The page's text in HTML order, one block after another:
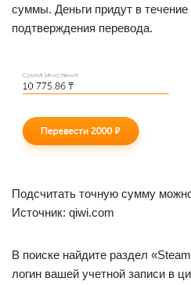
суммы. Деньги придут в
подтверждения перевода.
Подсчитать точную сумму
Источник: qiwi.com
В поиске найдите раздел
логин вашей учетной записи в